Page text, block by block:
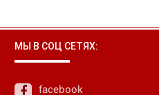
МЫ В СОЦ СЕТЯХ:
facebook